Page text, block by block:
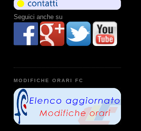
Seguici anche su
MODIFICHE ORARI FC